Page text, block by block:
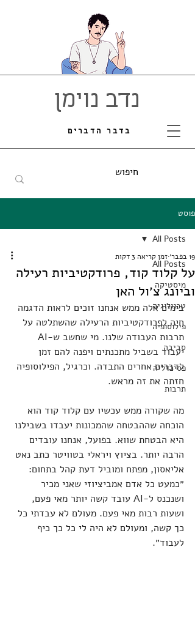
נדב נוימן
בדבר הדברים
פוסט
All Posts
מיסטיקה
טכנולוגיה
פילוסופיה
סביבה
פסיכדליה
תרבות
All Posts
על קלוד קוד, פרודקטיביות רעילה
וביונג צ׳ול האן
19 בפבר׳ זמן קריאה 3 דקות
בימים אלה ממש אנחנו זוכים לראות הדגמה
חיה לפרודקטיביות הרעילה שהשתלטה על
יעבוד בשביל מתכנתים ויפנה להם זמן
לדברים אחרים התבדה. וכרגיל, הפילוסופיה
חזתה את זה מראש.
מה שקורה ממש עכשיו עם קלוד קוד הוא
הוכחה שההבטחה שהמכונות יעבדו בשבילנו
היא הבטחת שווא. בפועל, אנחנו עובדים
הרבה יותר. בציוץ ויראלי בטוויטר כתב נאט
אליאסון, מפתח ומוביל דעת קהל בתחום:
״כמעט כל אדם אמביציוזי שאני מכיר
ושנכנס ל-AI עובד קשה יותר מאי פעם,
ושעות רבות מאי פעם. מעולם לא עבדתי כל
כך קשה, ומעולם לא היה לי כל כך כיף
לעבוד״.